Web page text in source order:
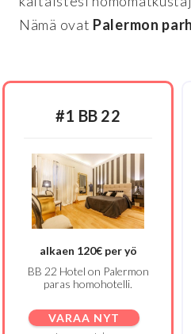
Nämä ovat Palermon
#1 BB 22
alkaen 120€ per yö
BB 22 Hotel on Palermon
paras homohotelli.
VARAA NYT